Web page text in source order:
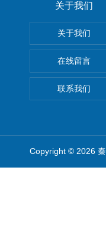
关于我们
关于我们
在线留言
联系我们
Copyright © 2026